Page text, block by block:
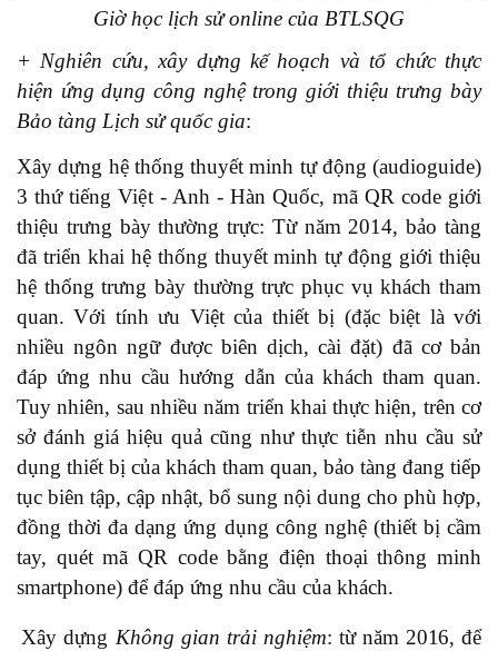
Giờ học lịch sử online của BTLSQG
+ Nghiên cứu, xây dựng kế hoạch và tổ chức thực
hiện ứng dụng công nghệ trong giới thiệu trưng bày
Bảo tàng Lịch sử quốc gia:
Xây dựng hệ thống thuyết minh tự động (audioguide)
3 thứ tiếng Việt - Anh - Hàn Quốc, mã QR code giới
thiệu trưng bày thường trực: Từ năm 2014, bảo tàng
đã triển khai hệ thống thuyết minh tự động giới thiệu
hệ thống trưng bày thường trực phục vụ khách tham
quan. Với tính ưu Việt của thiết bị (đặc biệt là với
nhiều ngôn ngữ được biên dịch, cài đặt) đã cơ bản
đáp ứng nhu cầu hướng dẫn của khách tham quan.
Tuy nhiên, sau nhiều năm triển khai thực hiện, trên cơ
sở đánh giá hiệu quả cũng như thực tiễn nhu cầu sử
dụng thiết bị của khách tham quan, bảo tàng đang tiếp
tục biên tập, cập nhật, bổ sung nội dung cho phù hợp,
đồng thời đa dạng ứng dụng công nghệ (thiết bị cầm
tay, quét mã QR code bằng điện thoại thông minh
smartphone) để đáp ứng nhu cầu của khách.
Xây dựng Không gian trải nghiệm:từ năm 2016, để